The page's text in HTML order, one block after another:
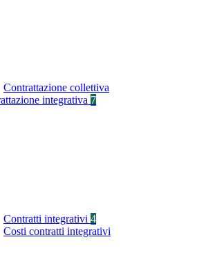
Contrattazione collettiva
integrativa 7
Contratti integrativi 4
Costi contratti integrativi